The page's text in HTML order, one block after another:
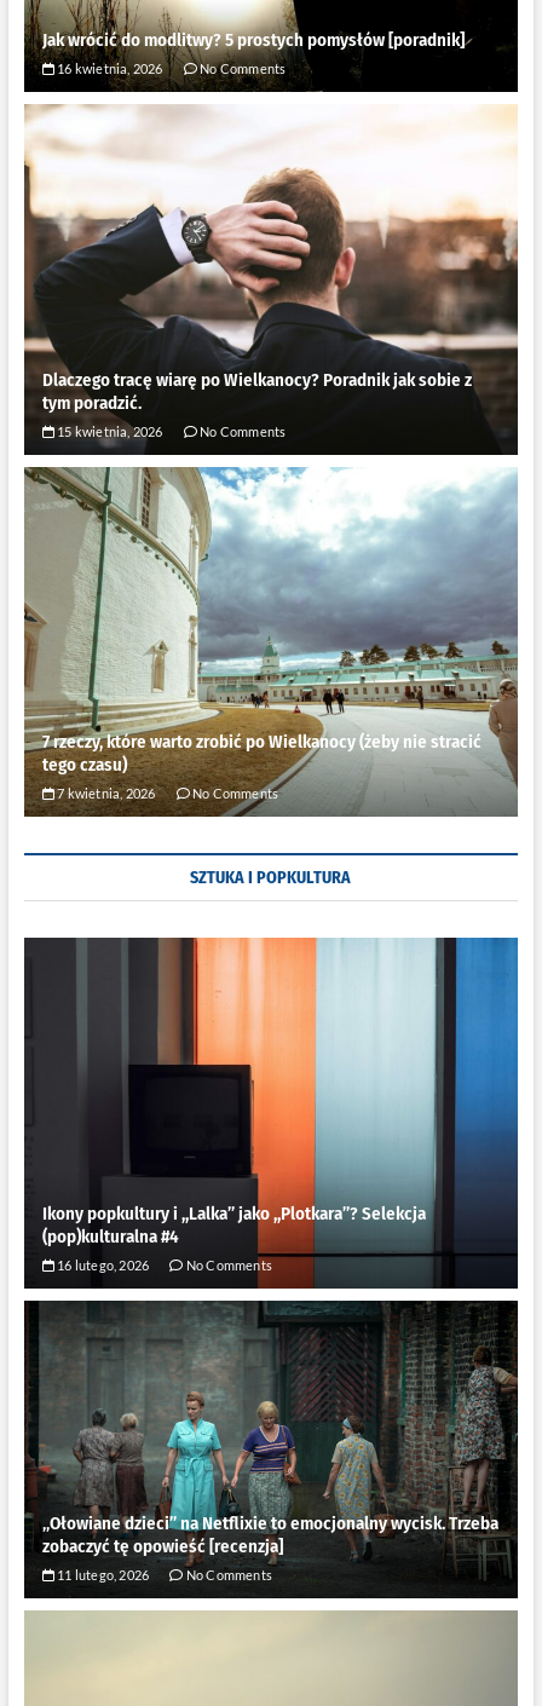
Jak wrócić do modlitwy? 5 prostych pomysłów [poradnik]
16 kwietnia, 2026 No Comments
Dlaczego tracę wiarę po Wielkanocy? Poradnik jak sobie z
tym poradzić.
15 kwietnia, 2026 No Comments
7 rzeczy, które warto zrobić po Wielkanocy (żeby nie stracić
tego czasu)
7 kwietnia, 2026 No Comments
SZTUKA I POPKULTURA
Ikony popkultury i ,,Lalka” jako ,,Plotkara”? Selekcja
(pop)kulturalna #4
16 lutego, 2026 No Comments
„Ołowiane dzieci” na Netflixie to emocjonalny wycisk. Trzeba
zobaczyć tę opowieść [recenzja]
11 lutego, 2026 No Comments